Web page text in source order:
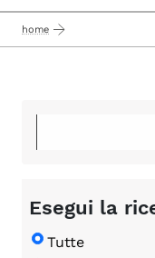
home
Esegui la
Tutte